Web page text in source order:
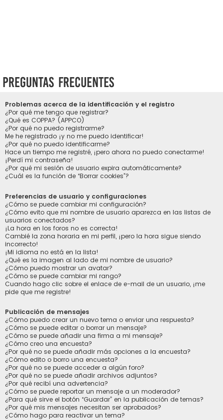
Preguntas Frecuentes
Problemas acerca de la identificación y el registro
¿Por qué me tengo que registrar?
¿Qué es COPPA? (APPCO)
¿Por qué no puedo registrarme?
Me he registrado ¡y no me puedo identificar!
¿Por qué no puedo identificarme?
Hace un tiempo me registré, ¡pero ahora no puedo conectarme!
¡Perdí mi contraseña!
¿Por qué mi sesión de usuario expira automáticamente?
¿Cuál es la función de “Borrar cookies”?
Preferencias de usuario y configuraciones
¿Cómo se puede cambiar mi configuración?
¿Cómo evito que mi nombre de usuario aparezca en las listas de
usuarios conectados?
¡La hora en los foros no es correcta!
Cambié la zona horaria en mi perfil, ¡pero la hora sigue siendo
incorrecto!
¡Mi idioma no está en la lista!
¿Qué es la imagen al lado de mi nombre de usuario?
¿Cómo puedo mostrar un avatar?
¿Cómo se puede cambiar mi rango?
Cuando hago clic sobre el enlace de e-mail de un usuario, ¡me
pide que me registre!
Publicación de mensajes
¿Cómo puedo crear un nuevo tema o enviar una respuesta?
¿Cómo se puede editar o borrar un mensaje?
¿Cómo se puede añadir una firma a mi mensaje?
¿Cómo creo una encuesta?
¿Por qué no se puede añadir más opciones a la encuesta?
¿Cómo edito o borro una encuesta?
¿Por qué no se puede acceder a algún foro?
¿Por qué no se puede añadir archivos adjuntos?
¿Por qué recibí una advertencia?
¿Cómo se puede reportar un mensaje a un moderador?
¿Para qué sirve el botón “Guardar” en la publicación de temas?
¿Por qué mis mensajes necesitan ser aprobados?
¿Cómo hago para reactivar un tema?